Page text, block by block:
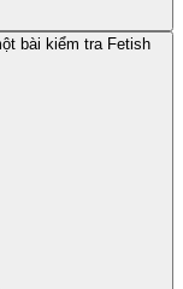
bài kiểm tra Fetish